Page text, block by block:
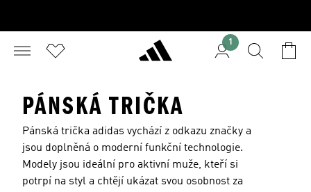
1
PÁNSKÁ TRIČKA
Pánská trička adidas vychází z odkazu značky a
jsou doplněná o moderní funkční technologie.
Modely jsou ideální pro aktivní muže, kteří si
potrpí na styl a chtějí ukázat svou osobnost za